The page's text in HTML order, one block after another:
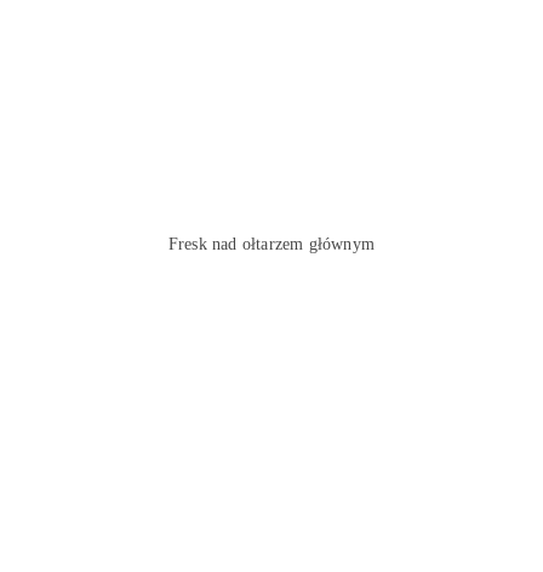
Fresk nad ołtarzem głównym